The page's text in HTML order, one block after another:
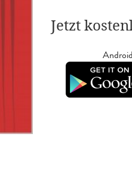
Jetzt
Android